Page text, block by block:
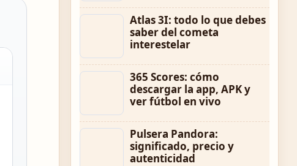
Atlas 3I: todo lo que debes
saber del cometa
interestelar
365 Scores: cómo
descargar la app, APK y
ver fútbol en vivo
Pulsera Pandora:
significado, precio y
autenticidad